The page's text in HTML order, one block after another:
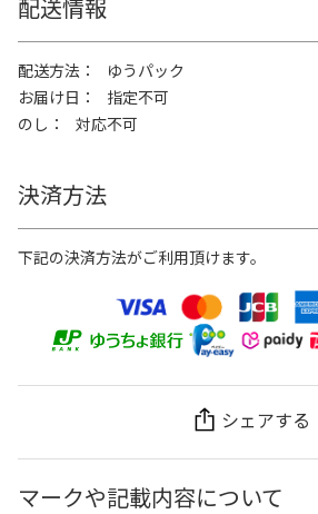
配送情報
配送方法
ゆうパック
お届け日
指定不可
のし
対応不可
決済方法
下記の決済方法がご利用頂けます。
シェアする
マークや記載内容について